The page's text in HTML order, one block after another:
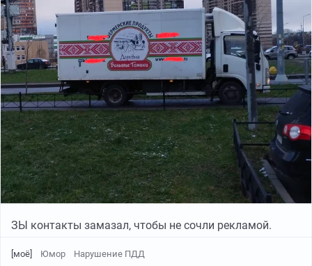
ЗЫ контакты замазал, чтобы не сочли рекламой.
[моё] Юмор Нарушение ПДД